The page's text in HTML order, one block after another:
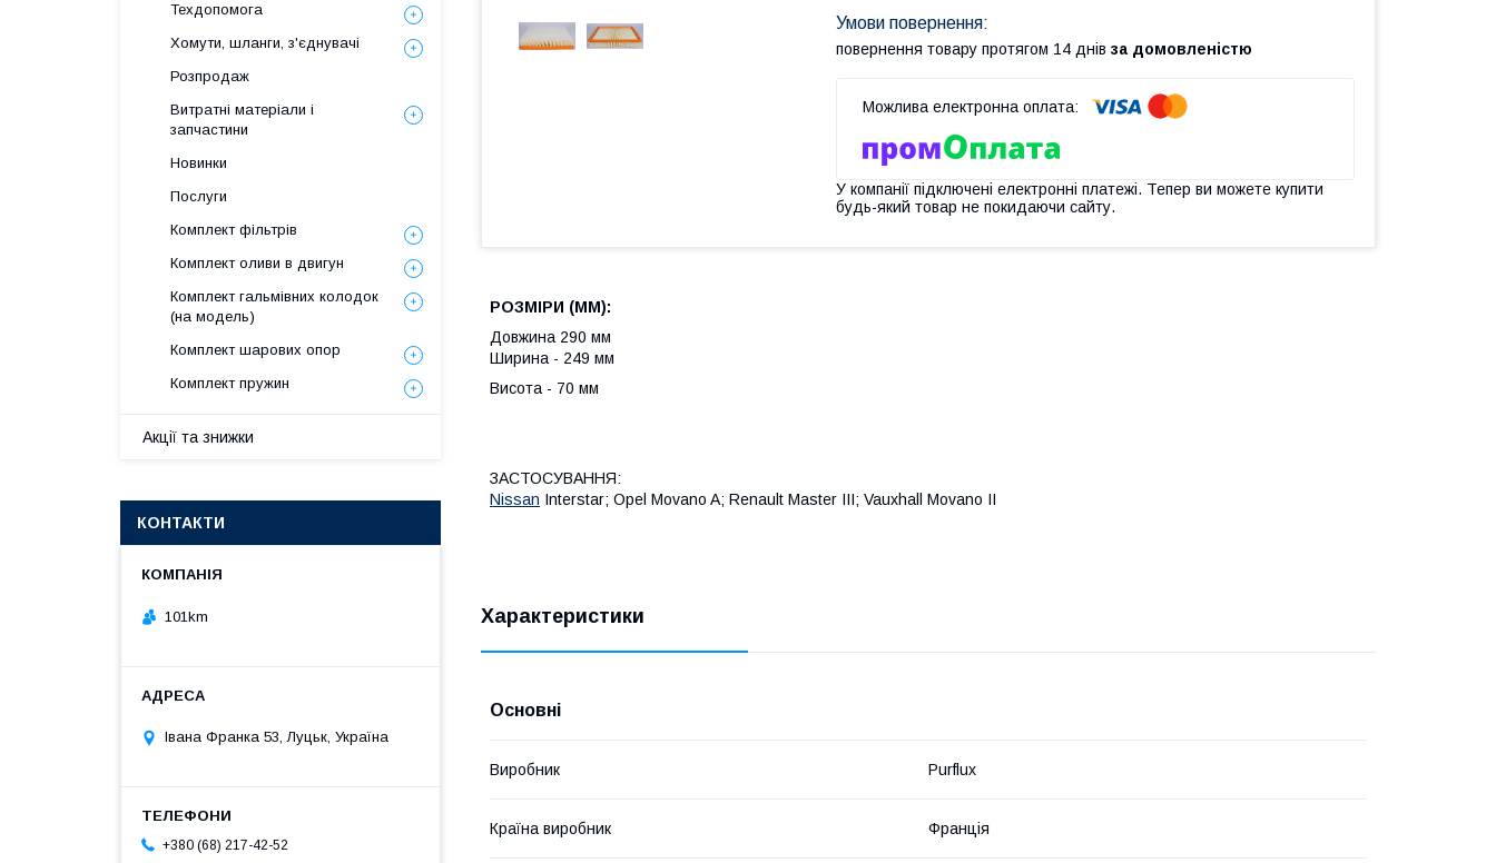
повернення товару протягом 14 днів за домовленістю
У компанії підключені електронні платежі. Тепер ви можете купити
будь-який товар не покидаючи сайту.
РОЗМІРИ (MM):
Довжина 290 мм
Ширина - 249 мм
Висота - 70 мм
ЗАСТОСУВАННЯ:
Nissan Interstar; Opel Movano A; Renault Master III; Vauxhall Movano II
Характеристики
Основні
Виробник Purflux
Країна виробник Франція
Техдопомога
Хомути, шланги, з'єднувачі
Розпродаж
Витратні матеріали і
запчастини
Новинки
Послуги
Комплект фільтрів
Комплект оливи в двигун
Комплект гальмівних колодок
(на модель)
Комплект шарових опор
Комплект пружин
Акції та знижки
КОНТАКТИ
101km
Івана Франка 53, Луцьк, Україна
+380 (68) 217-42-52